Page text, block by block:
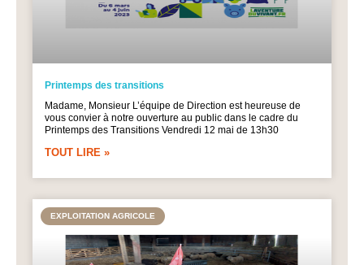
Printemps des transitions
Madame, Monsieur L’équipe de Direction est heureuse de
vous convier à notre ouverture au public dans le cadre du
Printemps des Transitions Vendredi 12 mai de 13h30
TOUT LIRE »
EXPLOITATION AGRICOLE